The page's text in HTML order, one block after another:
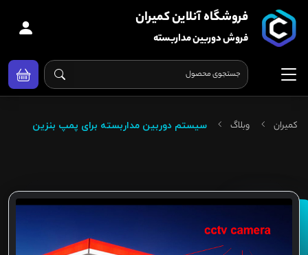
فروشگاه آنلاین کمیران
فروش دوربین مداربسته
کمیران وبلاگ سیستم دوربین مداربسته برای پمپ بنزین